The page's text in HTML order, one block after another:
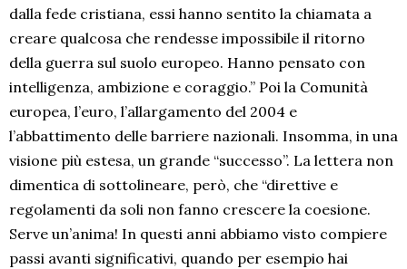
dalla fede cristiana, essi hanno sentito la chiamata a
creare qualcosa che rendesse impossibile il ritorno
della guerra sul suolo europeo. Hanno pensato con
intelligenza, ambizione e coraggio.” Poi la Comunità
europea, l’euro, l’allargamento del 2004 e
l’abbattimento delle barriere nazionali. Insomma, in una
visione più estesa, un grande “successo”. La lettera non
dimentica di sottolineare, però, che “direttive e
regolamenti da soli non fanno crescere la coesione.
Serve un’anima! In questi anni abbiamo visto compiere
passi avanti significativi, quando per esempio hai